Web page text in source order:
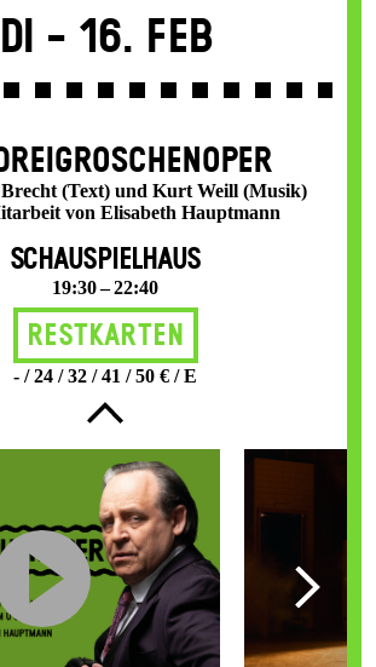
Di - 16. Feb
(Text) und Kurt Weill (Musik)
von Elisabeth Hauptmann
SCHAUSPIELHAUS
19:30 – 22:40
Restkarten
- / 24 / 32 / 41 / 50 € / E